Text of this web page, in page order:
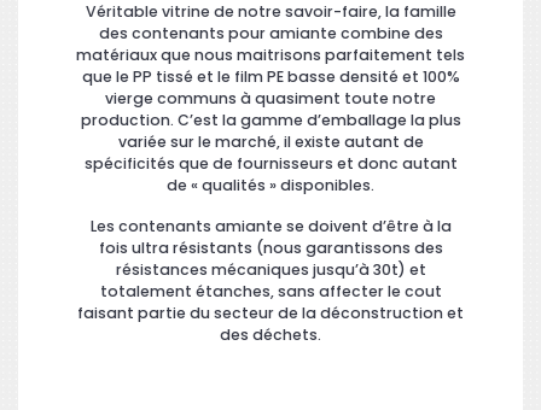
Véritable vitrine de notre savoir-faire, la famille
des contenants pour amiante combine des
matériaux que nous maitrisons parfaitement tels
que le PP tissé et le film PE basse densité et 100%
vierge communs à quasiment toute notre
production. C’est la gamme d’emballage la plus
variée sur le marché, il existe autant de
spécificités que de fournisseurs et donc autant
de « qualités » disponibles.
Les contenants amiante se doivent d’être à la
fois ultra résistants (nous garantissons des
résistances mécaniques jusqu’à 30t) et
totalement étanches, sans affecter le cout
faisant partie du secteur de la déconstruction et
des déchets.